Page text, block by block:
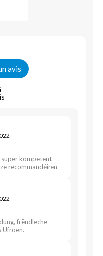
avis
super kompetent,
recommandéiren
frëndleche
Ufroen.